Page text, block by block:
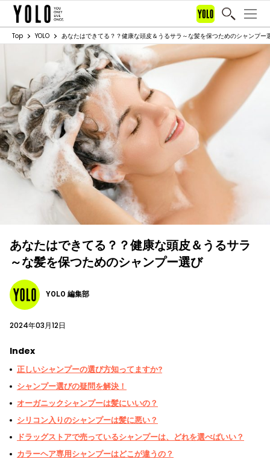
Top YOLO あなたはできてる？？健康な頭皮＆うるサラ～な髪を保つためのシャンプー
あなたはできてる？？健康な頭皮＆うるサラ
～な髪を保つためのシャンプー選び
YOLO 編集部
2024年03月12日
Index
正しいシャンプーの選び方知ってますか?
シャンプー選びの疑問を解決！
オーガニックシャンプーは髪にいいの？
シリコン入りのシャンプーは髪に悪い？
ドラッグストアで売っているシャンプーは、どれを選べばいい？
カラーヘア専用シャンプーはどこが違うの？